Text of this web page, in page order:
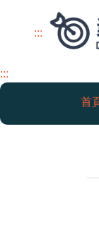
:::
:::
素養導首